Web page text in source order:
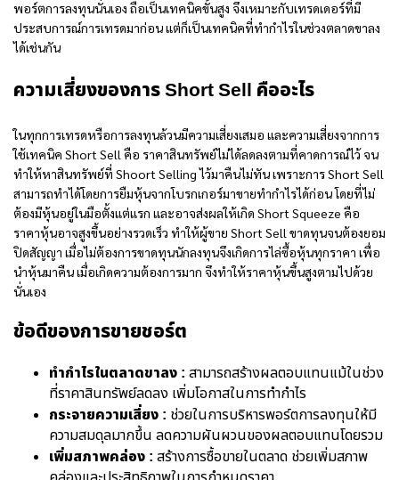
พอร์ตการลงทุนนั่นเอง ถือเป็นเทคนิคขั้นสูง จึงเหมาะกับเทรดเดอร์ที่มี
ประสบการณ์การเทรดมาก่อน แต่ก็เป็นเทคนิคที่ทำกำไรในช่วงตลาดขาลง
ได้เช่นกัน
ความเสี่ยงของการ Short Sell คืออะไร
ในทุกการเทรดหรือการลงทุนล้วนมีความเสี่ยงเสมอ และความเสี่ยงจากการ
ใช้เทคนิค Short Sell คือ ราคาสินทรัพย์ไม่ได้ลดลงตามที่คาดการณ์ไว้ จน
ทำให้หาสินทรัพย์ที่ Shoort Selling ไว้มาคืนไม่ทัน เพราะการ Short Sell
สามารถทำได้โดยการยืมหุ้นจากโบรกเกอร์มาขายทำกำไรได้ก่อน โดยที่ไม่
ต้องมีหุ้นอยู่ในมือตั้งแต่แรก และอาจส่งผลให้เกิด Short Squeeze คือ
ราคาหุ้นอาจสูงขึ้นอย่างรวดเร็ว ทำให้ผู้ขาย Short Sell ขาดทุนจนต้องยอม
ปิดสัญญา เมื่อไม่ต้องการขาดทุนนักลงทุนจึงเกิดการไล่ซื้อหุ้นทุกราคา เพื่อ
นำหุ้นมาคืน เมื่อเกิดความต้องการมาก จึงทำให้ราคาหุ้นขึ้นสูงตามไปด้วย
นั่นเอง
ข้อดีของการขายชอร์ต
ทำกำไรในตลาดขาลง : สามารถสร้างผลตอบแทนแม้ในช่วง
ที่ราคาสินทรัพย์ลดลง เพิ่มโอกาสในการทำกำไร
กระจายความเสี่ยง : ช่วยในการบริหารพอร์ตการลงทุนให้มี
ความสมดุลมากขึ้น ลดความผันผวนของผลตอบแทนโดยรวม
เพิ่มสภาพคล่อง : สร้างการซื้อขายในตลาด ช่วยเพิ่มสภาพ